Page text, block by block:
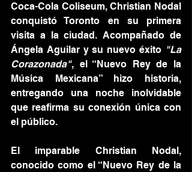
Coca-Cola Coliseum, Christian Nodal
conquistó Toronto en su primera
visita a la ciudad. Acompañado de
Ángela Aguilar y su nuevo éxito "La
Corazonada", el “Nuevo Rey de la
Música Mexicana” hizo historia,
entregando una noche inolvidable
que reafirma su conexión única con
el público.
El imparable Christian Nodal,
conocido como el “Nuevo Rey de la